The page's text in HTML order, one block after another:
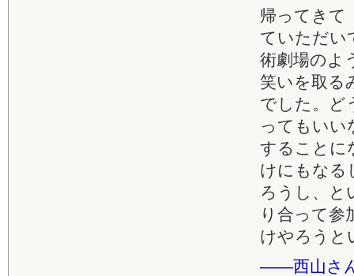
帰ってきて
ていただい
術劇場のよ
笑いを取る
でした。ど
ってもいい
することに
けにもなる
ろうし、と
り合って参
けやろうと
――西山さ